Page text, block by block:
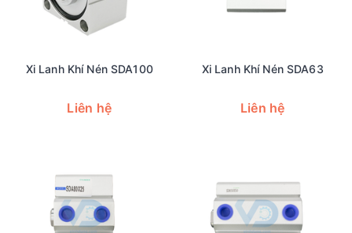
Xi Lanh Khí Nén SDA100
Liên hệ
Xi Lanh Khí Nén SDA63
Liên hệ